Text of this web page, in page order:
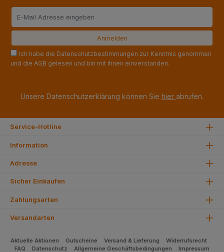
Ich habe die Datenschutzbestimmungen zur Kenntnis genommen
und die AGB gelesen und bin mit ihnen einverstanden.
Unsere Datenschutzerklärung können Sie hier abrufen.
Service-Hotline
Information
Versandarten
Zahlungsarten
Adresse
Sicher Einkaufen
Aktuelle Aktionen Gutscheine Versand & Lieferung
Widerrufsrecht
FAQ
Datenschutz Allgemeine Geschäftsbedingungen Impressum